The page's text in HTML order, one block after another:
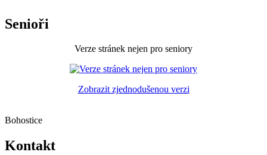
Senioři
Verze stránek nejen pro seniory
Zobrazit zjednodušenou verzi
Bohostice
Kontakt